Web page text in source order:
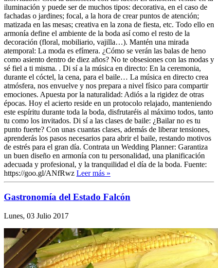
iluminación y puede ser de muchos tipos: decorativa, en el caso de
fachadas o jardines; focal, a la hora de crear puntos de atención;
matizada en las mesas; creativa en la zona de fiesta, etc. Todo ello en
armonía define el ambiente de la boda así como el resto de la
decoración (floral, mobiliario, vajilla…). Mantén una mirada
atemporal: La moda es efímera. ¿Cómo se verán las balas de heno
como asiento dentro de diez años? No te obsesiones con las modas y
sé fiel a ti misma. . Di sí a la música en directo: En la ceremonia,
durante el cóctel, la cena, para el baile… La música en directo crea
atmósfera, nos envuelve y nos prepara a nivel físico para compartir
emociones. Apuesta por la naturalidad: Adiós a la rigidez de otras
épocas. Hoy el acierto reside en un protocolo relajado, manteniendo
este espíritu durante toda la boda, disfrutaréis al máximo todos, tanto
tu como los invitados. Di sí a las clases de baile: ¿Bailar no es tu
punto fuerte? Con unas cuantas clases, además de liberar tensiones,
aprenderás los pasos necesarios para abrir el baile, restando motivos
de estrés para el gran día. Contrata un Wedding Planner: Garantiza
un buen diseño en armonía con tu personalidad, una planificación
adecuada y profesional, y la tranquilidad el día de la boda. Fuente:
https://goo.gl/ANfRwz Leer más »
Gastronomía del Estado Falcón
Lunes, 03 Julio 2017